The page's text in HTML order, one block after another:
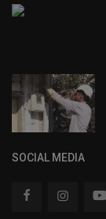
SOCIAL MEDIA